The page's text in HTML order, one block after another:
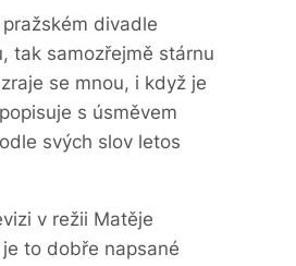
divadle
tak samozřejmě stárnu
se mnou, i když je
s úsměvem
svých slov letos
v režii Matěje
to dobře napsané